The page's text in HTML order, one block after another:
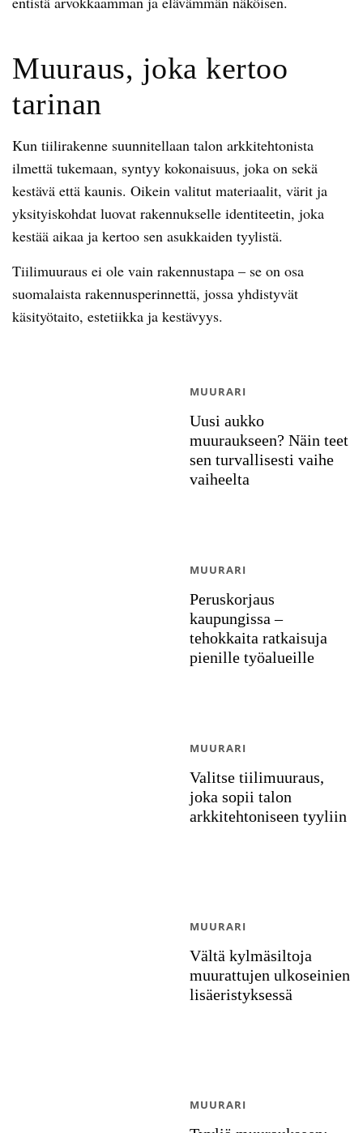
Muuraus, joka kertoo
tarinan
Kun tiilirakenne suunnitellaan talon arkkitehtonista
ilmettä tukemaan, syntyy kokonaisuus, joka on sekä
kestävä että kaunis. Oikein valitut materiaalit, värit ja
yksityiskohdat luovat rakennukselle identiteetin, joka
kestää aikaa ja kertoo sen asukkaiden tyylistä.
Tiilimuuraus ei ole vain rakennustapa – se on osa
suomalaista rakennusperinnettä, jossa yhdistyvät
käsityötaito, estetiikka ja kestävyys.
Uusi aukko
muuraukseen? Näin teet
sen turvallisesti vaihe
vaiheelta
MUURARI
Peruskorjaus
kaupungissa –
tehokkaita ratkaisuja
pienille työalueille
MUURARI
Valitse tiilimuuraus,
joka sopii talon
arkkitehtoniseen tyyliin
MUURARI
Vältä kylmäsiltoja
muurattujen ulkoseinien
lisäeristyksessä
MUURARI
MUURARI